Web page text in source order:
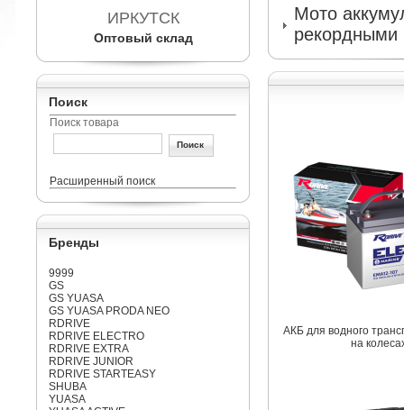
ИРКУТСК
Оптовый склад
Поиск
Поиск товара
Расширенный поиск
Бренды
9999
GS
GS YUASA
GS YUASA PRODA NEO
RDRIVE
RDRIVE ELECTRO
RDRIVE EXTRA
RDRIVE JUNIOR
RDRIVE STARTEASY
SHUBA
YUASA
Мото
рекордными
АКБ для водного
на